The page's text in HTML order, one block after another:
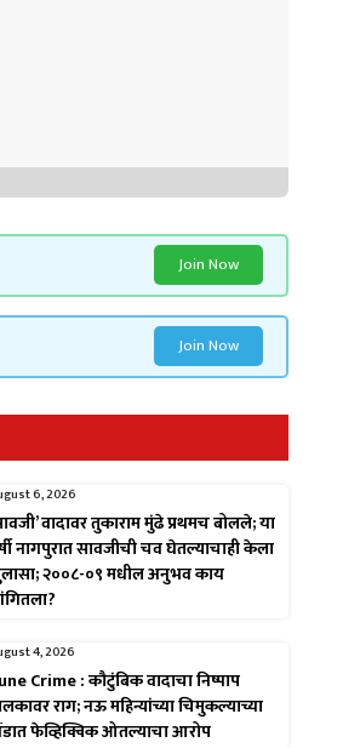
Join Now
Join Now
6, 2026
वादावर तुकाराम मुंढे प्रथमच बोलले; या
नागपुरात सावजीची चव घेतल्याचाही केला
२००८-०९ मधील अनुभव काय
4, 2026
Crime : कौटुंबिक वादाचा निष्पाप
राग; नऊ महिन्यांच्या चिमुकल्याच्या
फेव्हिक्विक ओतल्याचा आरोप